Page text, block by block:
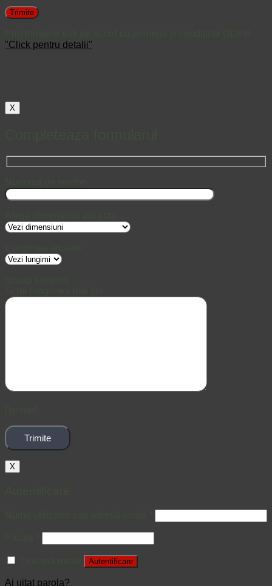
"Click pentru detalii"
X
X
Autentificare
Ai uitat parola?